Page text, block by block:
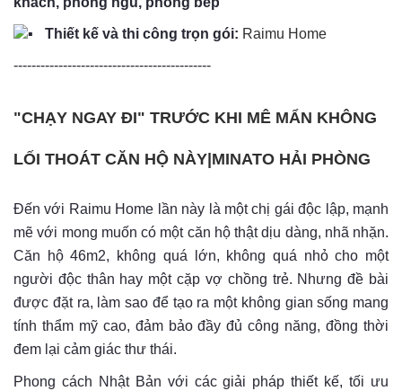
Thiết kế và thi công trọn gói: Raimu Home
--------------------------------------------
"CHẠY NGAY ĐI" TRƯỚC KHI MÊ MẨN KHÔNG
LỐI THOÁT CĂN HỘ NÀY|MINATO HẢI PHÒNG
Đến với Raimu Home lần này là một chị gái độc lập, mạnh
mẽ với mong muốn có một căn hộ thật dịu dàng, nhã nhặn.
Căn hộ 46m2, không quá lớn, không quá nhỏ cho một
người độc thân hay một cặp vợ chồng trẻ. Nhưng đề bài
được đặt ra, làm sao để tạo ra một không gian sống mang
tính thẩm mỹ cao, đảm bảo đầy đủ công năng, đồng thời
đem lại cảm giác thư thái.
Phong cách Nhật Bản với các giải pháp thiết kế, tối ưu